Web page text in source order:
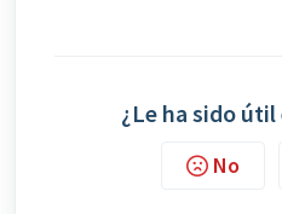
¿Le ha sido
No